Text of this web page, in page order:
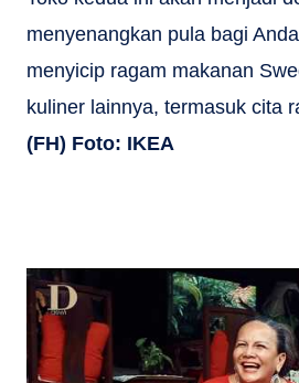
menyenangkan pula bagi
menyicip ragam makanan
kuliner lainnya, termasuk cita
(FH) Foto: IKEA